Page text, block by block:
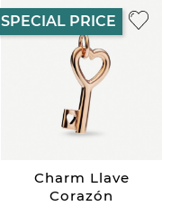
Charm Llave
Corazón
SPECIAL PRICE